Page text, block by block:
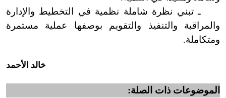
ـ تبني نظرة شاملة نظمية في التخطيط والإدارة
والمراقبة والتنفيذ والتقويم بوصفها عملية مستمرة
ومتكاملة.
خالد الأحمد
الموضوعات ذات الصلة: